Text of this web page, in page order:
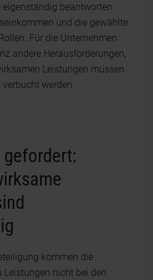
beantworten.
und die gewählte
Für die Unternehmen
andere Herausforderungen,
Leistungen müssen
werden.
gefordert:
kommen die
nicht bei den